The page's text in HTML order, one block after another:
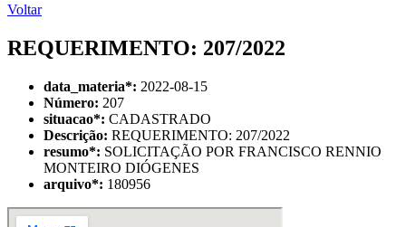
Voltar
REQUERIMENTO: 207/2022
data_materia*: 2022-08-15
Número: 207
situacao*: CADASTRADO
Descrição: REQUERIMENTO: 207/2022
resumo*: SOLICITAÇÃO POR FRANCISCO RENNIO
MONTEIRO DIÓGENES
arquivo*: 180956